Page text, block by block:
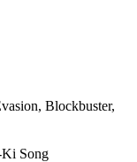
Blockbuster,
Ki Song